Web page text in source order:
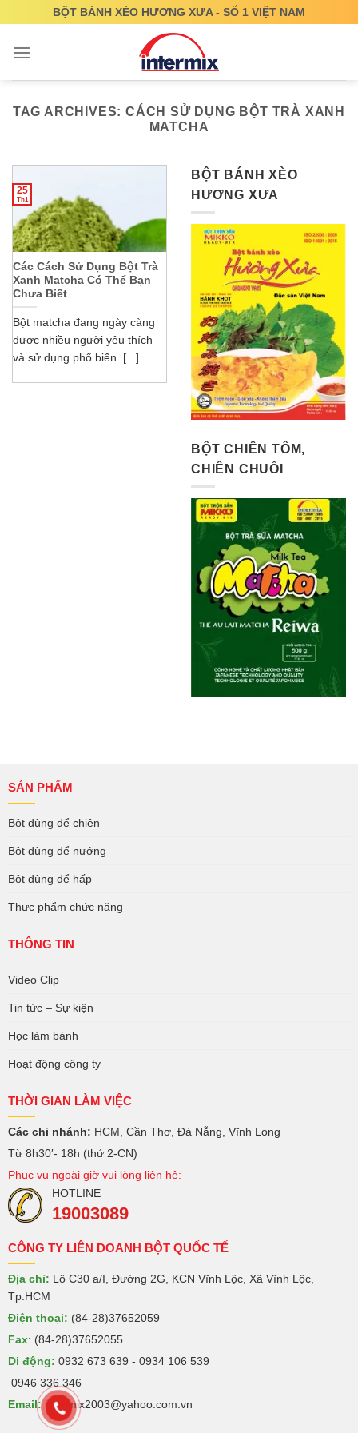
content
BỘT BÁNH XÈO HƯƠNG XƯA - SỐ 1 VIỆT NAM
TAG ARCHIVES:CÁCH SỬ DỤNG BỘT TRÀ XANH
MATCHA
Các Cách Sử Dụng Bột Trà
Xanh Matcha Có Thể Bạn
Chưa Biết
Bột matcha đang ngày càng
được nhiều người yêu thích
và sử dụng phổ biến. [...]
25
Th1
BỘT BÁNH XÈO
HƯƠNG XƯA
BỘT CHIÊN TÔM,
CHIÊN CHUỐI
SẢN PHẨM
Bột dùng để chiên
Bột dùng để nướng
Bột dùng để hấp
Thực phẩm chức năng
THÔNG TIN
Video Clip
Tin tức – Sự kiện
Học làm bánh
Hoạt động công ty
THỜI GIAN LÀM VIỆC
Các chi nhánh: HCM, Cần Thơ, Đà Nẵng, Vĩnh Long
Từ 8h30′- 18h (thứ 2-CN)
Phục vụ ngoài giờ vui lòng liên hệ:
HOTLINE
19003089
CÔNG TY LIÊN DOANH BỘT QUỐC TẾ
Địa chỉ: Lô C30 a/I, Đường 2G, KCN Vĩnh Lộc, Xã Vĩnh Lộc,
Tp.HCM
Điện thoại: (84-28)37652059
Fax: (84-28)37652055
Di động: 0932 673 639 - 0934 106 539
0946 336 346
Email:intermix2003@yahoo.com.vn